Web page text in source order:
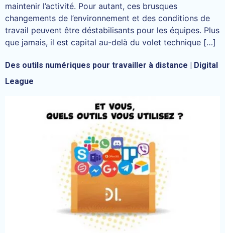
maintenir l’activité. Pour autant, ces brusques
changements de l’environnement et des conditions de
travail peuvent être déstabilisants pour les équipes. Plus
que jamais, il est capital au-delà du volet technique […]
Des outils numériques pour travailler à distance | Digital
League